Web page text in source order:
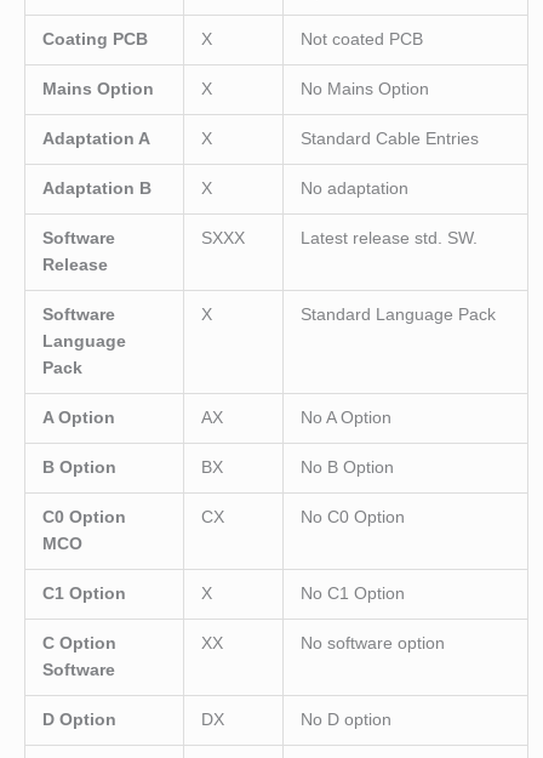
Coating PCB X Not coated PCB
Mains Option X No Mains Option
Adaptation A X Standard Cable Entries
Adaptation B X No adaptation
Software
Release
SXXX Latest release std. SW.
Software
Language
Pack
X Standard Language Pack
A Option AX No A Option
B Option BX No B Option
C0 Option
MCO
CX No C0 Option
C1 Option X No C1 Option
C Option
Software
XX No software option
D Option DX No D option